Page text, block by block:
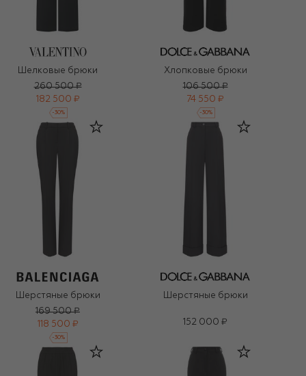
Шелковые брюки
260 500 ₽
182 500 ₽
-30%
Хлопковые брюки
106 500 ₽
74 550 ₽
-30%
Шерстяные брюки
169 500 ₽
118 500 ₽
-30%
Шерстяные брюки
152 000 ₽